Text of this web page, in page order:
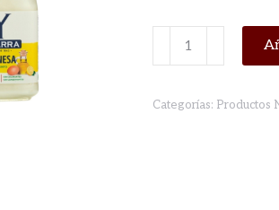
MAYONESA
225ml
cantidad
Categorías: Productos